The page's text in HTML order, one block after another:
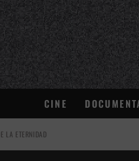
CINE
LA ETERNIDAD